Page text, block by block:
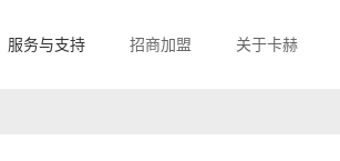
服务与支持 招商加盟 关于卡赫